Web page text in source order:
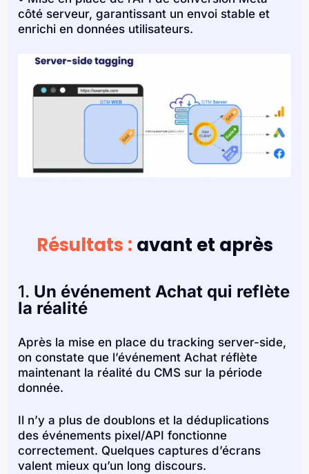
côté serveur, garantissant un envoi stable et
enrichi en données utilisateurs.
Résultats : avant et après
1. Un événement Achat qui reflète
la réalité
Après la mise en place du tracking server-side,
on constate que l’événement Achat réflète
maintenant la réalité du CMS sur la période
donnée.
Il n’y a plus de doublons et la déduplications
des événements pixel/API fonctionne
correctement. Quelques captures d’écrans
valent mieux qu’un long discours.